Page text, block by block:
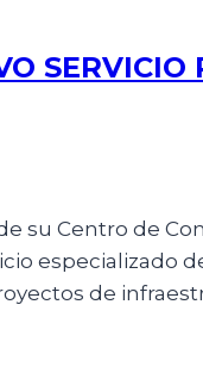
SERVICIO
su Centro de
especializado
de